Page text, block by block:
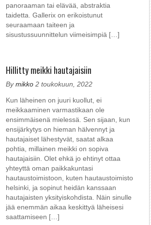
panoraaman tai elävää, abstraktia
taidetta. Gallerix on erikoistunut
seuraamaan taiteen ja
sisustussuunnittelun viimeisimpiä […]
Hillitty meikki hautajaisiin
Bymikko 2 toukokuun, 2022
Kun läheinen on juuri kuollut, ei
meikkaaminen varmastikaan ole
ensimmäisenä mielessä. Sen sijaan, kun
ensijärkytys on hieman hälvennyt ja
hautajaiset lähestyvät, saatat alkaa
pohtia, millainen meikki on sopiva
hautajaisiin. Olet ehkä jo ehtinyt ottaa
yhteyttä oman paikkakuntasi
hautaustoimistoon, kuten hautaustoimisto
helsinki, ja sopinut heidän kanssaan
hautajaisten yksityiskohdista. Näin sinulle
jää enemmän aikaa keskittyä läheisesi
saattamiseen […]